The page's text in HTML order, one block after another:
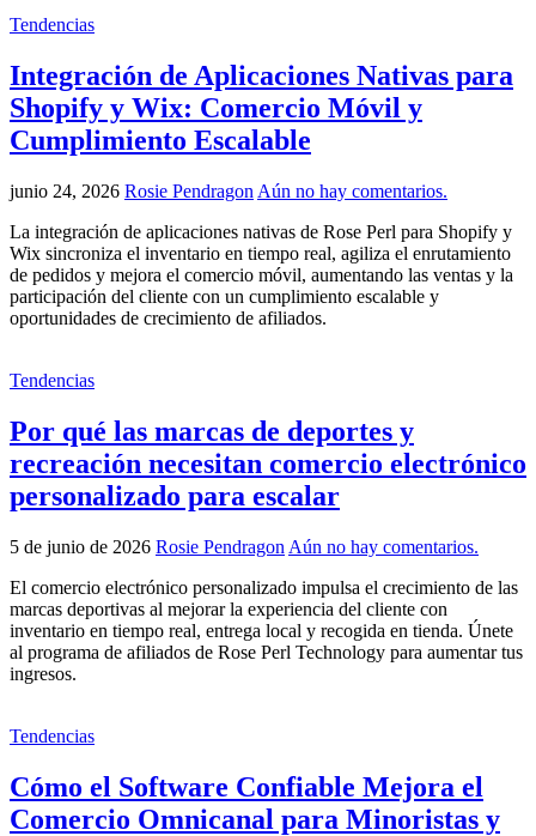
Tendencias
Integración de Aplicaciones Nativas para
Shopify y Wix: Comercio Móvil y
Cumplimiento Escalable
junio 24, 2026 Rosie Pendragon Aún no hay comentarios.
La integración de aplicaciones nativas de Rose Perl para Shopify y
Wix sincroniza el inventario en tiempo real, agiliza el enrutamiento
de pedidos y mejora el comercio móvil, aumentando las ventas y la
participación del cliente con un cumplimiento escalable y
oportunidades de crecimiento de afiliados.
Tendencias
Por qué las marcas de deportes y
recreación necesitan comercio electrónico
personalizado para escalar
5 de junio de 2026 Rosie Pendragon Aún no hay comentarios.
El comercio electrónico personalizado impulsa el crecimiento de las
marcas deportivas al mejorar la experiencia del cliente con
inventario en tiempo real, entrega local y recogida en tienda. Únete
al programa de afiliados de Rose Perl Technology para aumentar tus
ingresos.
Tendencias
Cómo el Software Confiable Mejora el
Comercio Omnicanal para Minoristas y